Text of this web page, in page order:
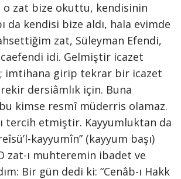
o zat bize okuttu, kendisinin
da kendisi bize aldı, hala evimde
zat, Süleyman Efendi,
idi. Gelmiştir icazet
imtihana girip tekrar bir icazet
dersiâmlık için. Buna
kimse resmî müderris olamaz.
tercih etmiştir. Kayyumluktan da
kayyumîn” (kayyum başı)
zat-ı muhteremin ibadet ve
Bir gün dedi ki: “Cenâb-ı Hakk